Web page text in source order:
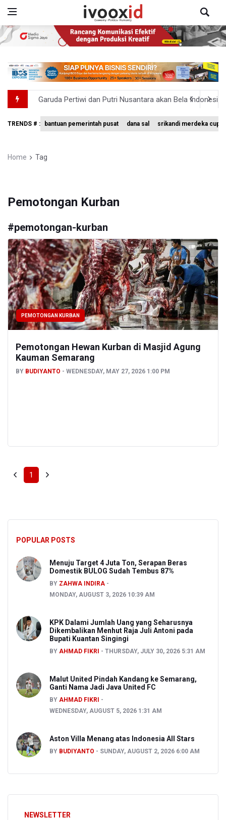
Garuda Pertiwi dan Putri Nusantara akan Bela Indonesia
Aldila dan Janice Berlaga di Sektor Ganda WTA 1000
Pemerintah Siapkan Stimulus Hadapi Dampak El Nino
TRENDS # : bantuan pemerintah pusat dana sal srikandi merdeka cup
Home Tag
Pemotongan Kurban
#pemotongan-kurban
PEMOTONGAN KURBAN
Pemotongan Hewan Kurban di Masjid Agung
Kauman Semarang
BY BUDIYANTO WEDNESDAY, MAY 27, 2026 1:00 PM
1
POPULAR POSTS
Menuju Target 4 Juta Ton, Serapan Beras
Domestik BULOG Sudah Tembus 87%
BY ZAHWA INDIRA
MONDAY, AUGUST 3, 2026 10:39 AM
KPK Dalami Jumlah Uang yang Seharusnya
Dikembalikan Menhut Raja Juli Antoni pada
Bupati Kuantan Singingi
BY AHMAD FIKRI THURSDAY, JULY 30, 2026 5:31 AM
Malut United Pindah Kandang ke Semarang,
Ganti Nama Jadi Java United FC
BY AHMAD FIKRI
WEDNESDAY, AUGUST 5, 2026 1:31 AM
Aston Villa Menang atas Indonesia All Stars
BY BUDIYANTO SUNDAY, AUGUST 2, 2026 6:00 AM
NEWSLETTER